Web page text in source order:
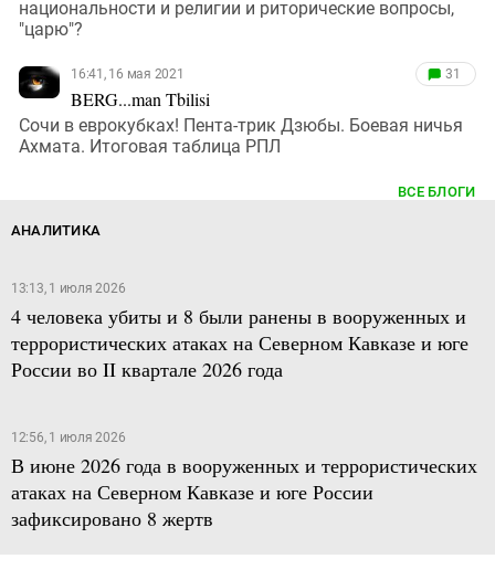
национальности и религии и риторические вопросы,
"царю"?
16:41, 16 мая 2021
BERG...man Tbilisi
31
Сочи в еврокубках! Пента-трик Дзюбы. Боевая ничья
Ахмата. Итоговая таблица РПЛ
ВСЕ БЛОГИ
АНАЛИТИКА
13:13, 1 июля 2026
4 человека убиты и 8 были ранены в вооруженных и
террористических атаках на Северном Кавказе и юге
России во II квартале 2026 года
12:56, 1 июля 2026
В июне 2026 года в вооруженных и террористических
атаках на Северном Кавказе и юге России
зафиксировано 8 жертв